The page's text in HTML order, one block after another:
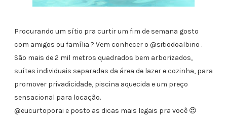
Procurando um sítio pra curtir um fim de semana gosto
com amigos ou família ? Vem conhecer o @sitiodoalbino .
São mais de 2 mil metros quadrados bem arborizados,
suítes individuais separadas da área de lazer e cozinha, para
promover privadicidade, piscina aquecida e um preço
sensacional para locação.
@eucurtoporai e posto as dicas mais legais pra você 😍